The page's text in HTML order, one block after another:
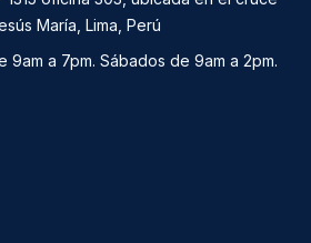
María, Lima, Perú
9am a 7pm. Sábados de 9am a 2pm.